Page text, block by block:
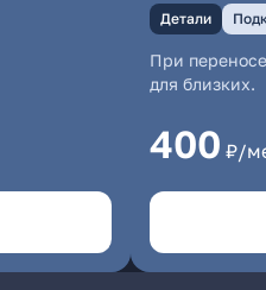
Детали
При
для близких.
400 ₽/